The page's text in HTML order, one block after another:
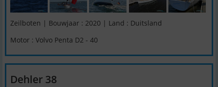
Zeilboten | Bouwjaar : 2020 | Land : Duitsland
Motor : Volvo Penta D2 - 40
Dehler 38